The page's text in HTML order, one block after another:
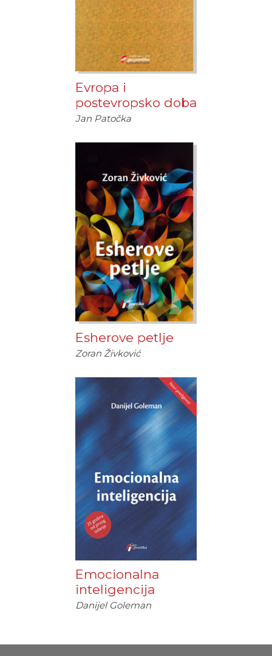
Evropa i
postevropsko doba
Jan Patočka
Esherove petlje
Zoran Živković
Emocionalna
inteligencija
Danijel Goleman